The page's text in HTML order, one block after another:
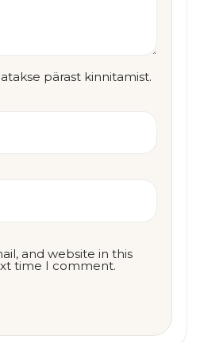
pärast kinnitamist.
and website in this
time I comment.